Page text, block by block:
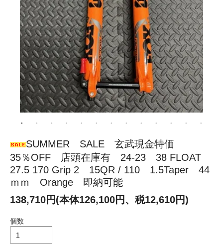
SUMMER SALE 玄武現金特価
35％OFF 店頭在庫有 24-23 38 FLOAT
27.5 170 Grip 2 15QR / 110 1.5Taper 44
ｍｍ Orange 即納可能
138,710円(本体126,100円、税12,610円)
個数